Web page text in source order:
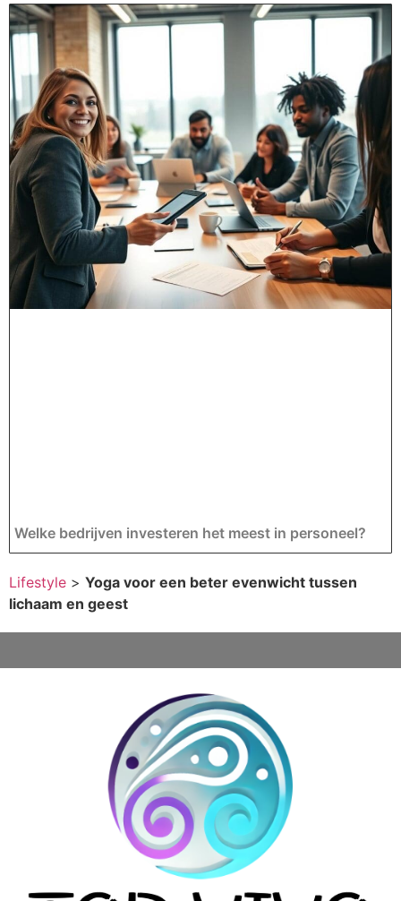
Welke bedrijven investeren het meest in personeel?
Lifestyle > Yoga voor een beter evenwicht tussen
lichaam en geest